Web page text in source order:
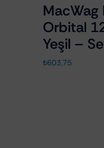
MacWag
Orbital
Yeşil –
₺603,75